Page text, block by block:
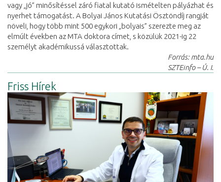
vagy „jó” minősítéssel záró fiatal kutató ismételten pályázhat és
nyerhet támogatást. A Bolyai János Kutatási Ösztöndíj rangját
növeli, hogy több mint 500 egykori „bolyais” szerezte meg az
elmúlt években az MTA doktora címet, s közülük 2021-ig 22
személyt akadémikussá választottak.
Forrás: mta.hu
SZTEinfo – Ú. I.
Friss Hírek